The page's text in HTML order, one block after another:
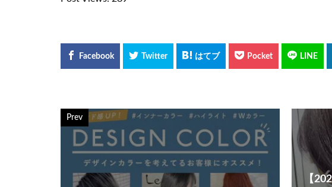
Prev
【